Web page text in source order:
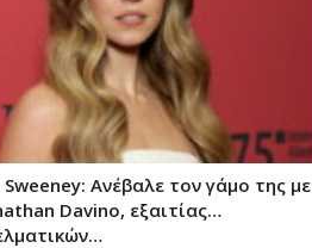
Sweeney: Ανέβαλε τον γάμο της με
Davino, εξαιτίας…